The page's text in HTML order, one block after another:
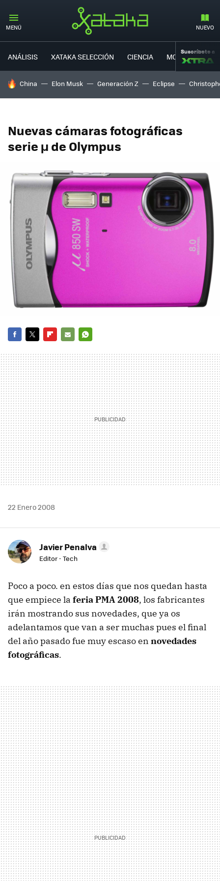
MENÚ NUEVO
ANÁLISIS XATAKA SELECCIÓN CIENCIA MOVILIDAD
Suscríbete a
HOY SE HABLA DE
China Elon Musk Generación Z Eclipse
Nuevas cámaras fotográficas
serie µ de Olympus
MAIL
22 Enero 2008
Javier Penalva
Editor - Tech
Poco a poco. en estos días que nos quedan hasta
que empiece la feria PMA 2008, los fabricantes
irán mostrando sus novedades, que ya os
adelantamos que van a ser muchas pues el final
del año pasado fue muy escaso en novedades
fotográficas.